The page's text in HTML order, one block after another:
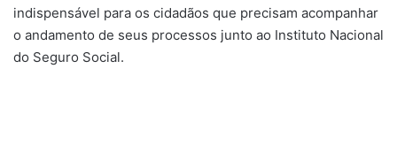
indispensável para os cidadãos que precisam acompanhar
o andamento de seus processos junto ao Instituto Nacional
do Seguro Social.